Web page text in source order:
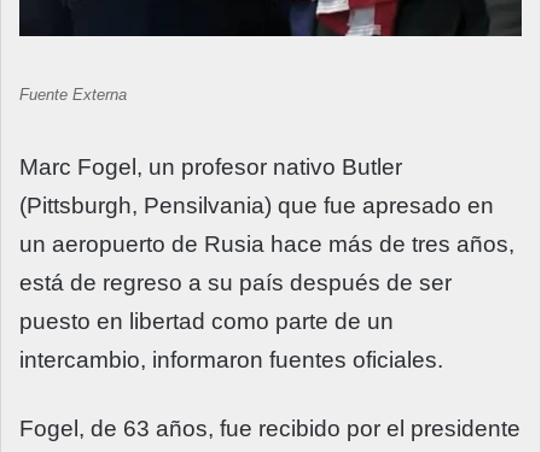
Fuente Externa
Marc Fogel, un profesor nativo Butler
(Pittsburgh, Pensilvania) que fue apresado en
un aeropuerto de Rusia hace más de tres años,
está de regreso a su país después de ser
puesto en libertad como parte de un
intercambio, informaron fuentes oficiales.
Fogel, de 63 años, fue recibido por el presidente